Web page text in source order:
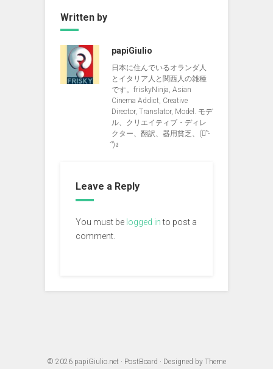
Written by
papiGiulio
日本に住んでいるオランダ人
とイタリア人と関西人の雑種
です。friskyNinja, Asian
Cinema Addict, Creative
Director, Translator, Model. モデ
ル、クリエイティブ・ディレ
クター、翻訳、器用貧乏、(ง︡'-
'︠)ง
Leave a Reply
You must be logged into post a
comment.
© 2026 papiGiulio.net · PostBoard · Designed by Theme